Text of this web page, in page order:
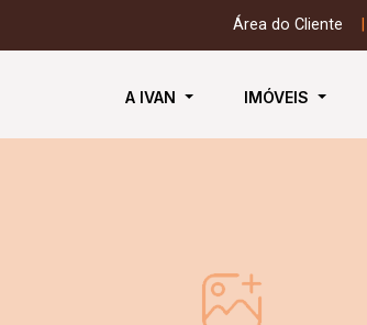
Área do Cliente
A IVAN IMÓVEIS